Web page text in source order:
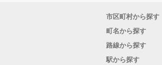
市区町村から探す
町名から探す
路線から探す
駅から探す